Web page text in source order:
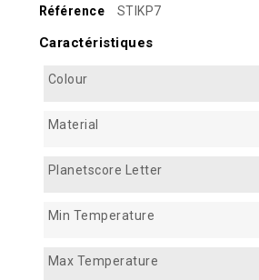
Référence STIKP7
Caractéristiques
Colour
Material
Planetscore Letter
Min Temperature
Max Temperature